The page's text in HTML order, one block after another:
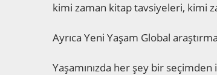
kimi zaman kitap tavsiyeleri, kimi
Ayrıca Yeni Yaşam Global
Yaşamınızda her şey bir